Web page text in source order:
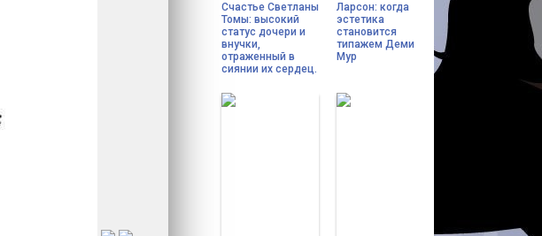
Счастье Светланы
Томы: высокий
статус дочери и
внучки,
отраженный в
сиянии их сердец.
Ларсон: когда
эстетика
становится
типажем Деми
Мур